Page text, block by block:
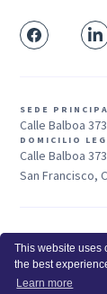
This website uses
the best
Learn more
SEDE
Calle Balboa
DOMICILIO
Calle Balboa
San Francisco,
Ventas: +1 415-
© 2025
Hola, IA,